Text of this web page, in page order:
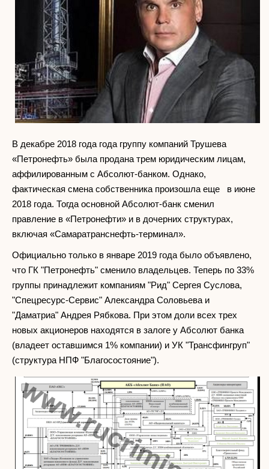
В декабре 2018 года года группу компаний Трушева
«Петронефть» была продана трем юридическим лицам,
аффилированным с Абсолют-банком. Однако,
фактическая смена собственника произошла еще в июне
2018 года. Тогда основной Абсолют-банк сменил
правление в «Петронефти» и в дочерних структурах,
включая «Самаратранснефть-терминал».
Официально только в январе 2019 года было объявлено,
что ГК "Петронефть" сменило владельцев. Теперь по 33%
группы принадлежит компаниям "Рид" Сергея Суслова,
"Спецресурс-Сервис" Александра Соловьева и
"Даматриа" Андрея Рябкова. При этом доли всех трех
новых акционеров находятся в залоге у Абсолют банка
(владеет оставшимся 1% компании) и УК "Трансфингруп"
(структура НПФ "Благосостояние").